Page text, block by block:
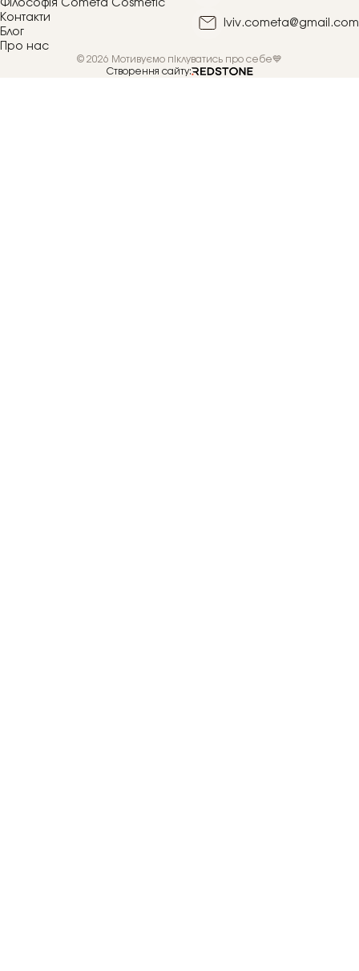
Філософія Cometa Cosmetic
Контакти
Блог
Про нас
lviv.cometa@gmail.com
© 2026 Мотивуємо піклуватись про себе💙
Створення сайту: